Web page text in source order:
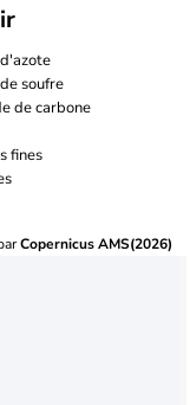
soufre
de carbone
fines
Copernicus AMS(2026)